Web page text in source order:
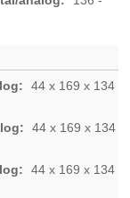
44 x 169 x 134
44 x 169 x 134
44 x 169 x 134